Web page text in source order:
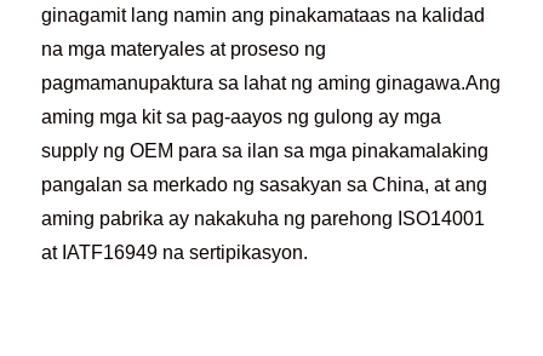
ginagamit lang namin ang pinakamataas na kalidad
na mga materyales at proseso ng
pagmamanupaktura sa lahat ng aming ginagawa.Ang
aming mga kit sa pag-aayos ng gulong ay mga
supply ng OEM para sa ilan sa mga pinakamalaking
pangalan sa merkado ng sasakyan sa China, at ang
aming pabrika ay nakakuha ng parehong ISO14001
at IATF16949 na sertipikasyon.